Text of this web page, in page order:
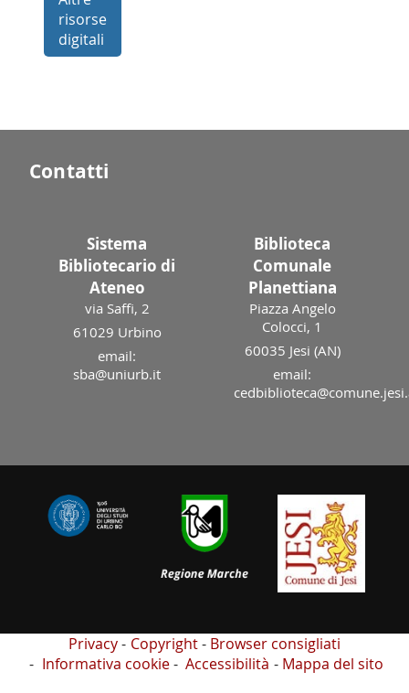
risorse
digitali
Contatti
Sistema
Bibliotecario di
Ateneo
via Saffi, 2
61029 Urbino
email:
sba@uniurb.it
Biblioteca
Comunale
Planettiana
Piazza Angelo
Colocci, 1
60035 Jesi (AN)
email:
Privacy Copyright
Browser consigliati
Informativa cookie
Accessibilità Mappa del sito